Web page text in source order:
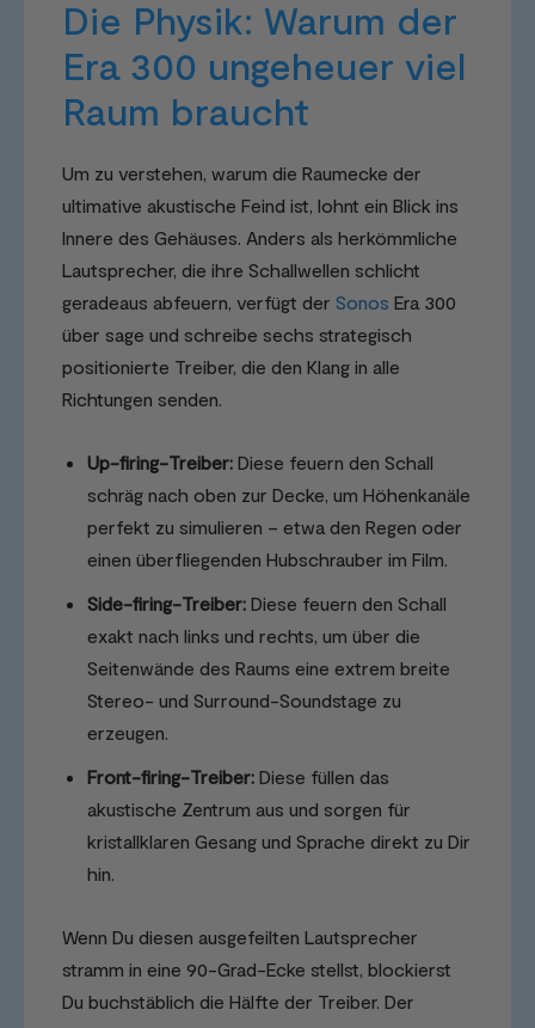
Die Physik: Warum der
Era 300 ungeheuer viel
Raum braucht
Um zu verstehen, warum die Raumecke der
ultimative akustische Feind ist, lohnt ein Blick ins
Innere des Gehäuses. Anders als herkömmliche
Lautsprecher, die ihre Schallwellen schlicht
geradeaus abfeuern, verfügt der Sonos Era 300
über sage und schreibe sechs strategisch
positionierte Treiber, die den Klang in alle
Richtungen senden.
Up-firing-Treiber: Diese feuern den Schall
schräg nach oben zur Decke, um Höhenkanäle
perfekt zu simulieren – etwa den Regen oder
einen überfliegenden Hubschrauber im Film.
Side-firing-Treiber: Diese feuern den Schall
exakt nach links und rechts, um über die
Seitenwände des Raums eine extrem breite
Stereo- und Surround-Soundstage zu
erzeugen.
Front-firing-Treiber: Diese füllen das
akustische Zentrum aus und sorgen für
kristallklaren Gesang und Sprache direkt zu Dir
hin.
Wenn Du diesen ausgefeilten Lautsprecher
stramm in eine 90-Grad-Ecke stellst, blockierst
Du buchstäblich die Hälfte der Treiber. Der